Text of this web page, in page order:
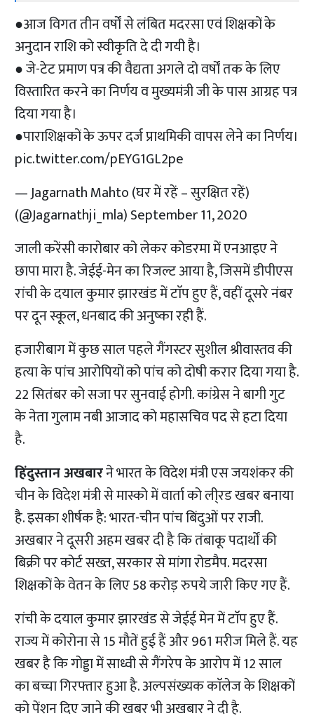
●आज विगत तीन वर्षों से लंबित मदरसा एवं शिक्षकों के
अनुदान राशि को स्वीकृति दे दी गयी है।
● जे-टेट प्रमाण पत्र की वैद्यता अगले दो वर्षों तक के लिए
विस्तारित करने का निर्णय व मुख्यमंत्री जी के पास आग्रह पत्र
दिया गया है।
●पाराशिक्षकों के ऊपर दर्ज प्राथमिकी वापस लेने का निर्णय।
pic.twitter.com/pEYG1GL2pe
— Jagarnath Mahto (घर में रहें – सुरक्षित रहें)
(@Jagarnathji_mla)September 11, 2020
जाली करेंसी कारोबार को लेकर कोडरमा में एनआइए ने
छापा मारा है. जेईई-मेन का रिजल्ट आया है, जिसमें डीपीएस
रांची के दयाल कुमार झारखंड में टाॅप हुए हैं, वहीं दूसरे नंबर
पर दून स्कूल, धनबाद की अनुष्का रही हैं.
हजारीबाग में कुछ साल पहले गैंगस्टर सुशील श्रीवास्तव की
हत्या के पांच आरोपियों को पांच को दोषी करार दिया गया है.
22 सितंबर को सजा पर सुनवाई होगी. कांग्रेस ने बागी गुट
के नेता गुलाम नबी आजाद को महासचिव पद से हटा दिया
है.
हिंदुस्तान अखबारने भारत के विदेश मंत्री एस जयशंकर की
चीन के विदेश मंत्री से मास्को में वार्ता को ली्रड खबर बनाया
है. इसका शीर्षक है: भारत-चीन पांच बिंदुओं पर राजी.
अखबार ने दूसरी अहम खबर दी है कि तंबाकू पदार्थाें की
बिक्री पर कोर्ट सख्त, सरकार से मांगा रोडमैप. मदरसा
शिक्षकों के वेतन के लिए 58 करोड़ रुपये जारी किए गए हैं.
रांची के दयाल कुमार झारखंड से जेईई मेन में टाॅप हुए हैं.
राज्य में कोरोना से 15 मौतें हुई हैं और 961 मरीज मिले हैं. यह
खबर है कि गोड्डा में साध्वी से गैंगरेप के आरोप में 12 साल
का बच्चा गिरफ्तार हुआ है. अल्पसंख्यक काॅलेज के शिक्षकों
को पेंशन दिए जाने की खबर भी अखबार ने दी है.